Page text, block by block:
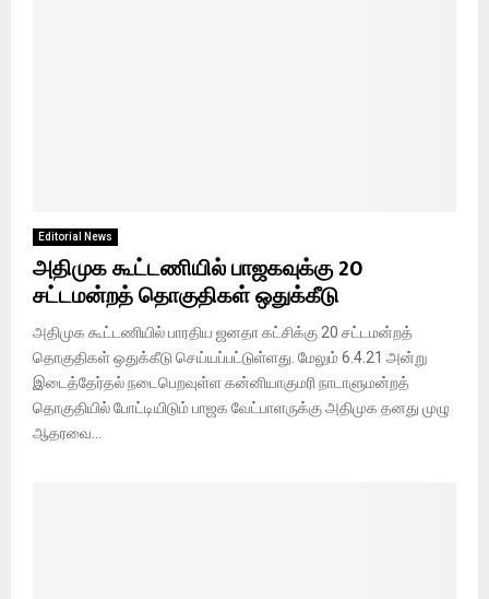
Editorial News
அதிமுக கூட்டணியில் பாஜகவுக்கு 20
சட்டமன்றத் தொகுதிகள் ஒதுக்கீடு
அதிமுக கூட்டணியில் பாரதிய ஜனதா கட்சிக்கு 20 சட்டமன்றத்
தொகுதிகள் ஒதுக்கீடு செய்யப்பட்டுள்ளது. மேலும் 6.4.21 அன்று
இடைத்தேர்தல் நடைபெறவுள்ள கன்னியாகுமரி நாடாளுமன்றத்
தொகுதியில் போட்டியிடும் பாஜக வேட்பாளருக்கு அதிமுக தனது முழு
ஆதரவை...